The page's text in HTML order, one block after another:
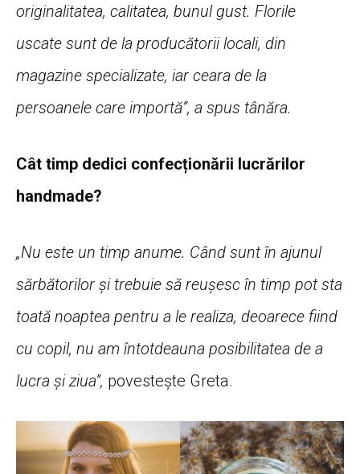
originalitatea, calitatea, bunul gust. Florile
uscate sunt de la producătorii locali, din
magazine specializate, iar ceara de la
persoanele care importă”, a spus tânăra.
Cât timp dedici confecționării lucrărilor
handmade?
„Nu este un timp anume. Când sunt în ajunul
sărbătorilor și trebuie să reușesc în timp pot sta
toată noaptea pentru a le realiza, deoarece fiind
cu copil, nu am întotdeauna posibilitatea de a
lucra și ziua”, povestește Greta.